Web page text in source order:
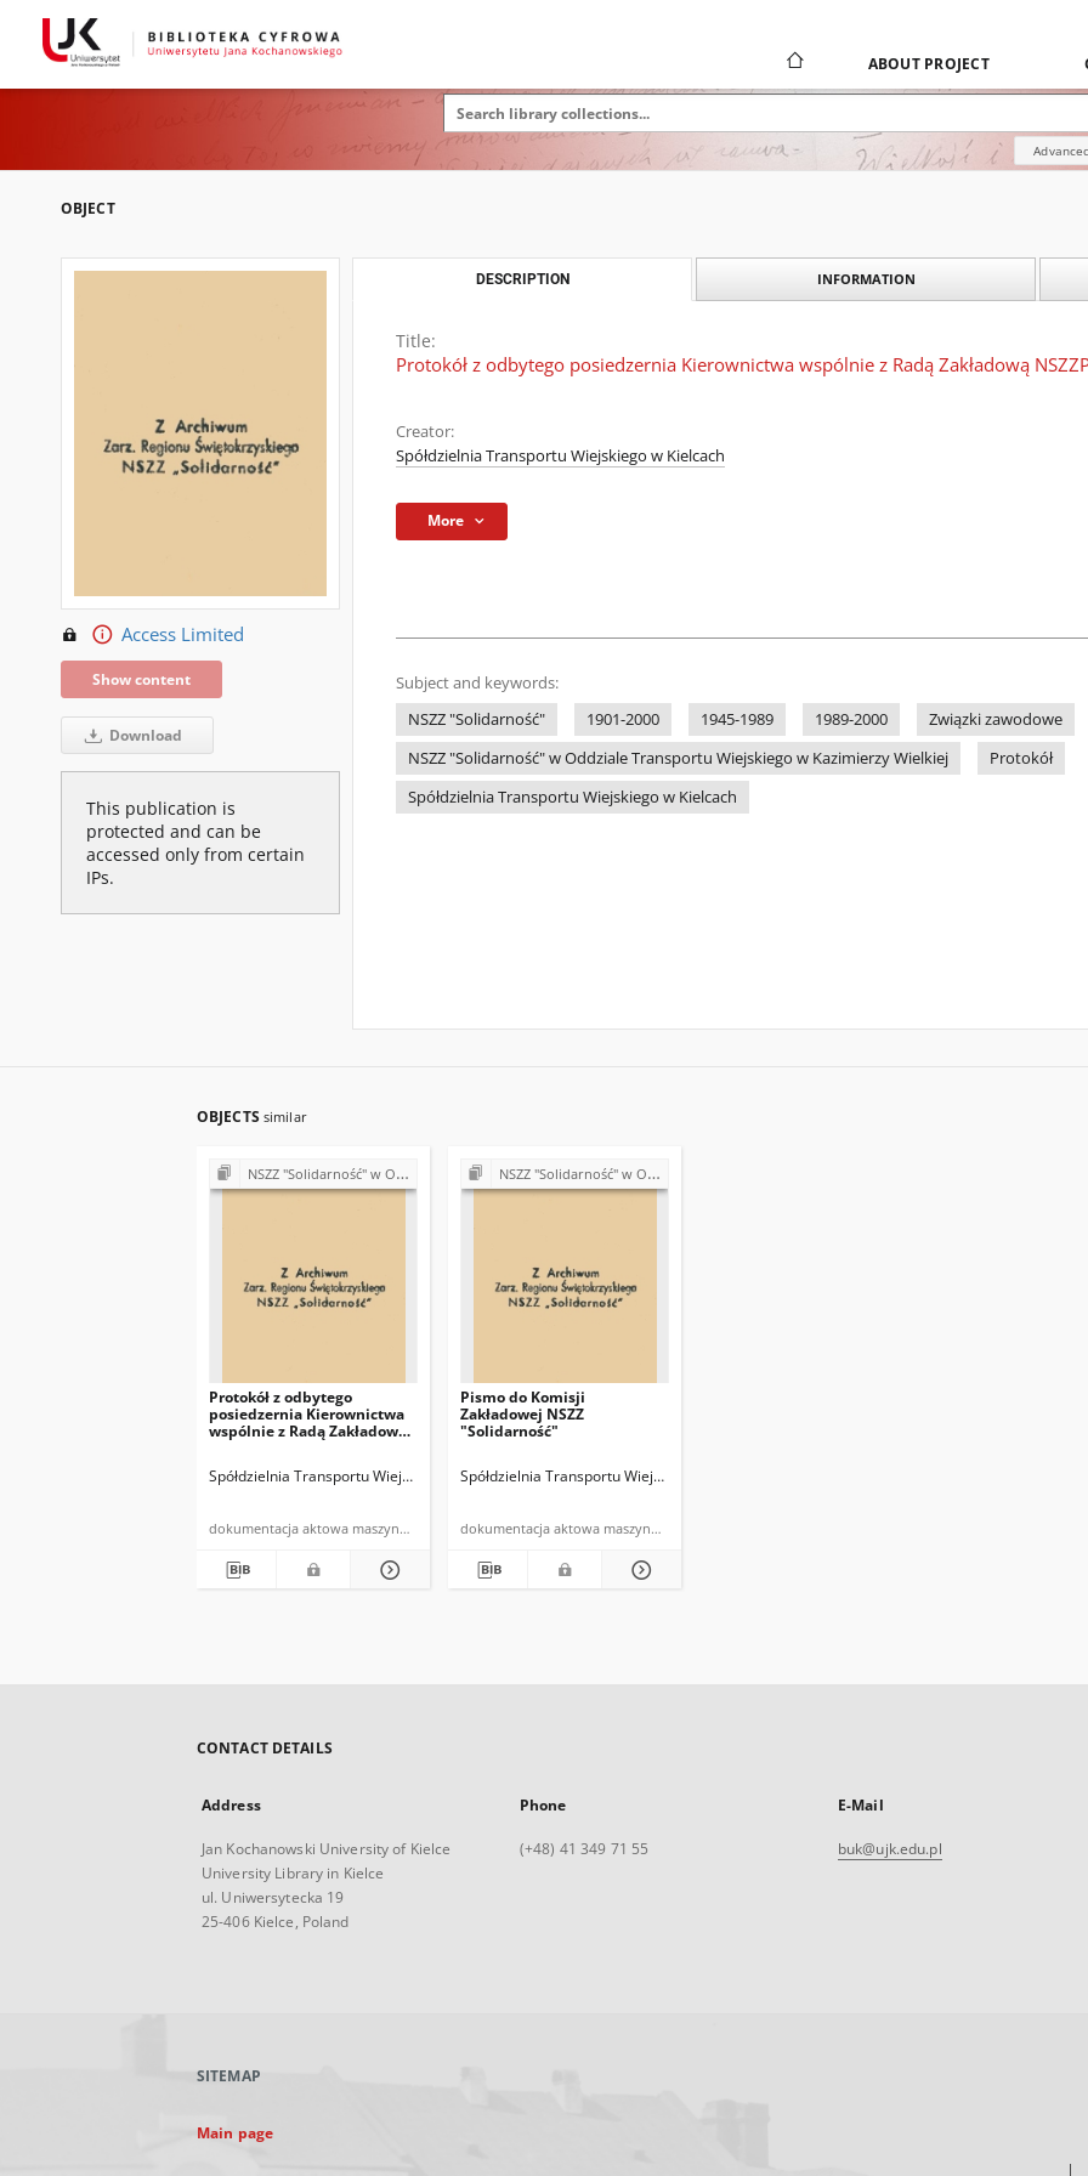
ABOUT PROJECT
OBJECT
Access Limited
Show content
Download
This publication is
protected and can be
accessed only from certain
IPs.
DESCRIPTION INFORMATION
Title:
Protokół z odbytego posiedzernia Kierownictwa wspólnie z Radą Zakładową
Creator:
Spółdzielnia Transportu Wiejskiego w Kielcach
More
Subject and keywords:
NSZZ "Solidarność"
1901-2000 1945-1989 1989-2000
Związki zawodowe
NSZZ "Solidarność" w Oddziale Transportu Wiejskiego w Kazimierzy Wielkiej
Protokół
Spółdzielnia Transportu Wiejskiego w Kielcach
OBJECTS similar
NSZZ "Solidarność" w Oddziale Transportu Wiejskiego w Kazimierzy Wielkiej
Protokół z odbytego
posiedzernia Kierownictwa
wspólnie z Radą Zakładową
Spółdzielnia Transportu Wiejskiego w Kielcach
dokumentacja aktowa maszynopis
NSZZ "Solidarność" w Oddziale Transportu Wiejskiego w Kazimierzy Wielkiej
Pismo do Komisji
Zakładowej NSZZ
"Solidarność"
Spółdzielnia Transportu Wiejskiego w Kielcach o/Kazimierza Wielka
dokumentacja aktowa maszynopis
CONTACT DETAILS
Address
Jan Kochanowski University of Kielce
University Library in Kielce
ul. Uniwersytecka 19
25-406 Kielce, Poland
Phone
(+48) 41 349 71 55
E-Mail
buk@ujk.edu.pl
SITEMAP
Main page